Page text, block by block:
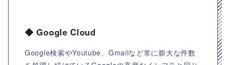
◆ Google Cloud
Google検索やYoutube、Gmailなど常に膨大な件数